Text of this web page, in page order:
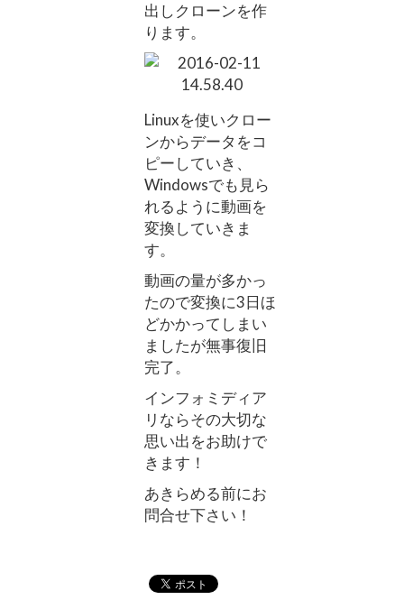
出しクローンを作
ります。
Linuxを使いクロー
ンからデータをコ
ピーしていき、
Windowsでも見ら
れるように動画を
変換していきま
す。
動画の量が多かっ
たので変換に3日ほ
どかかってしまい
ましたが無事復旧
完了。
インフォミディア
リならその大切な
思い出をお助けで
きます！
あきらめる前にお
問合せ下さい！